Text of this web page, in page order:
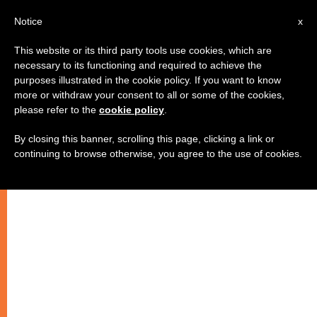
قصة آدم وحوّاء .. بين الرمزية
والواقعيّة
x
Notice
This website or its third party tools use cookies, which are
necessary to its functioning and required to achieve the
purposes illustrated in the cookie policy. If you want to know
more or withdraw your consent to all or some of the cookies,
please refer to the cookie policy
By closing this banner, scrolling this page, clicking a link or
continuing to browse otherwise, you agree to the use of cookies.